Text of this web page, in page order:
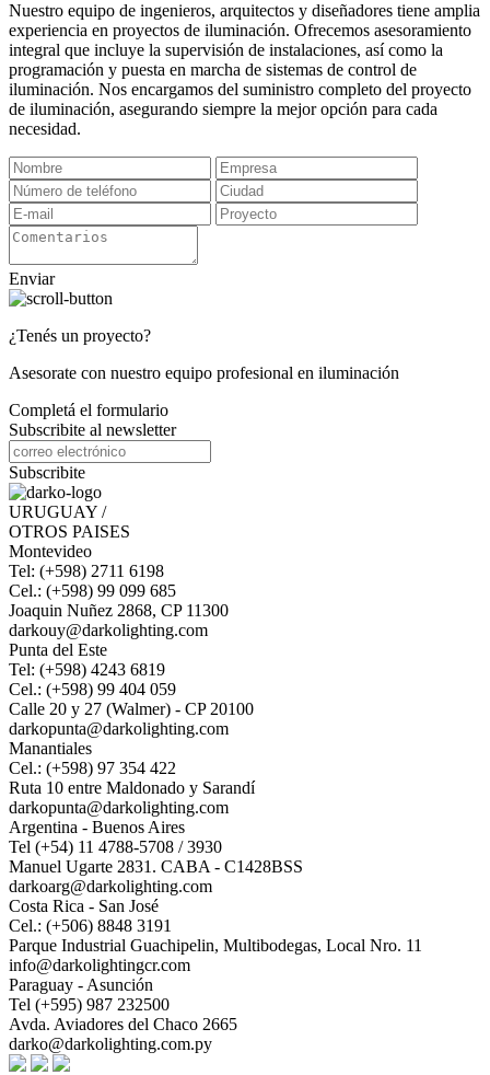
Nuestro equipo de ingenieros, arquitectos y diseñadores tiene amplia
experiencia en proyectos de iluminación. Ofrecemos asesoramiento
integral que incluye la supervisión de instalaciones, así como la
programación y puesta en marcha de sistemas de control de
iluminación. Nos encargamos del suministro completo del proyecto
de iluminación, asegurando siempre la mejor opción para cada
necesidad.
Enviar
¿Tenés un proyecto?
Asesorate con nuestro equipo profesional en iluminación
Completá el formulario
Subscribite al newsletter
Subscribite
URUGUAY /
OTROS PAISES
Montevideo
Tel: (+598) 2711 6198
Cel.: (+598) 99 099 685
Joaquin Nuñez 2868, CP 11300
darkouy@darkolighting.com
Punta del Este
Tel: (+598) 4243 6819
Cel.: (+598) 99 404 059
Calle 20 y 27 (Walmer) - CP 20100
darkopunta@darkolighting.com
Manantiales
Cel.: (+598) 97 354 422
Ruta 10 entre Maldonado y Sarandí
darkopunta@darkolighting.com
Argentina - Buenos Aires
Tel (+54) 11 4788-5708 / 3930
Manuel Ugarte 2831. CABA - C1428BSS
darkoarg@darkolighting.com
Costa Rica - San José
Cel.: (+506) 8848 3191
Parque Industrial Guachipelin, Multibodegas, Local Nro. 11
info@darkolightingcr.com
Paraguay - Asunción
Tel (+595) 987 232500
Avda. Aviadores del Chaco 2665
darko@darkolighting.com.py